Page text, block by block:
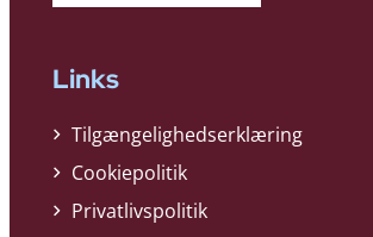
Links
Tilgængelighedserklæring
Cookiepolitik
Privatlivspolitik